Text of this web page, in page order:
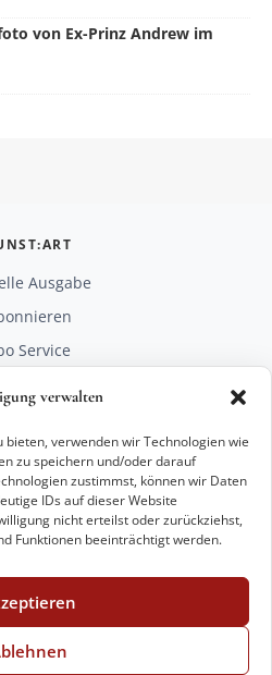
verwalten
verwenden wir Technologien wie
zu speichern und/oder darauf
zustimmst, können wir Daten
IDs auf dieser Website
nicht erteilst oder zurückziehst,
Funktionen beeinträchtigt werden.
von Ex-Prinz Andrew im
Ausgabe
Service
29 28 27 21